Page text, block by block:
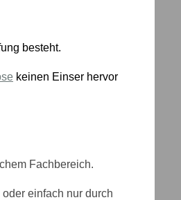
besteht.
keinen Einser hervor
Fachbereich.
einfach nur durch